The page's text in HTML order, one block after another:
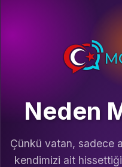
Neden
Çünkü vatan, sadece
kendimizi ait